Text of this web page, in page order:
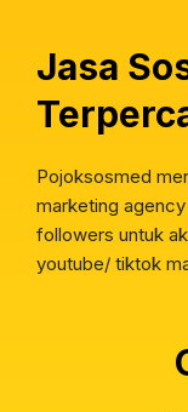
Jasa
Pojoksosmed
marketing
followers untuk
youtube/ tiktok